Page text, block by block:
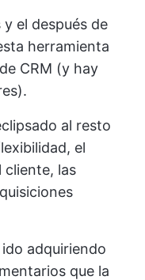
el después de
herramienta
CRM (y hay
al resto
el
cliente, las
adquiriendo
que la